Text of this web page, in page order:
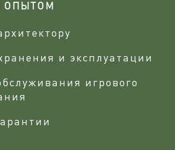
ОПЫТОМ
и эксплуатации
игрового